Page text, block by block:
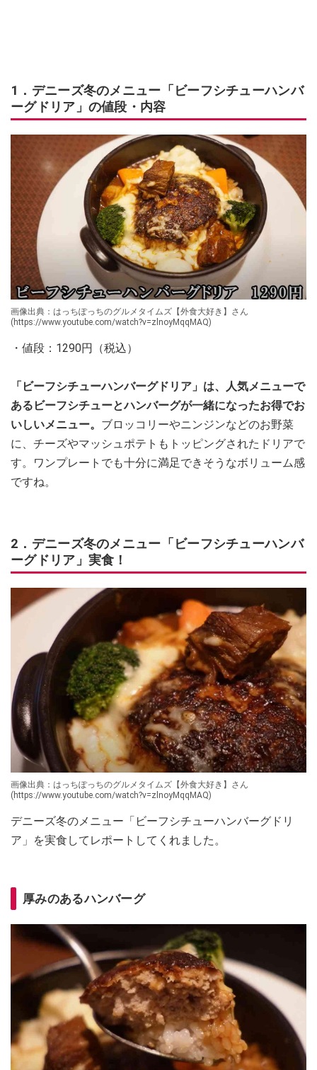
1．デニーズ冬のメニュー「ビーフシチューハンバ
ーグドリア」の値段・内容
画像出典：はっちぽっちのグルメタイムズ【外食大好き】さん
(https://www.youtube.com/watch?v=zlnoyMqqMAQ)
・値段：1290円（税込）
「ビーフシチューハンバーグドリア」は、人気メニューで
あるビーフシチューとハンバーグが一緒になったお得でお
いしいメニュー。 ブロッコリーやニンジンなどのお野菜
に、チーズやマッシュポテトもトッピングされたドリアで
す。ワンプレートでも十分に満足できそうなボリューム感
ですね。
2．デニーズ冬のメニュー「ビーフシチューハンバ
ーグドリア」実食！
画像出典：はっちぽっちのグルメタイムズ【外食大好き】さん
(https://www.youtube.com/watch?v=zlnoyMqqMAQ)
デニーズ冬のメニュー「ビーフシチューハンバーグドリ
ア」を実食してレポートしてくれました。
厚みのあるハンバーグ